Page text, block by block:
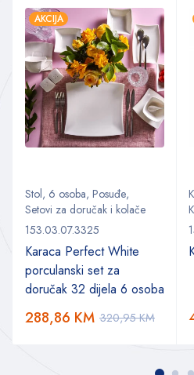
AKCIJA
Stol, 6 osoba, Posuđe,
Setovi za doručak i kolače
153.03.07.3325
Karaca Perfect White
porculanski set za
doručak 32 dijela 6 osoba
320,95KM
288,86 KM